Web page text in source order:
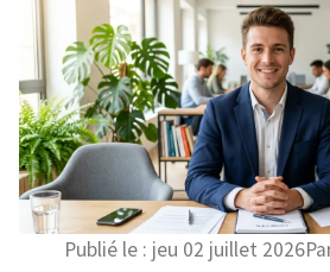
Publié le : jeu 02 juillet 2026